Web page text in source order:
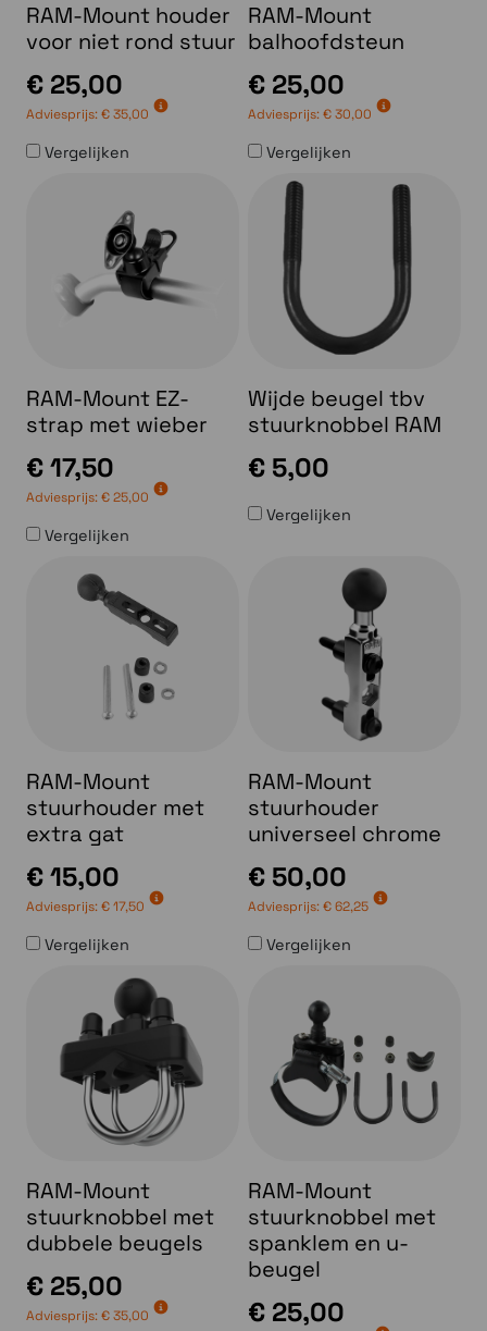
RAM-Mount houder
voor niet rond stuur
€ 25,00
Adviesprijs:€ 35,00
Vergelijken
RAM-Mount
balhoofdsteun
€ 25,00
Adviesprijs:€ 30,00
Vergelijken
RAM-Mount EZ-
strap met wieber
€ 17,50
Adviesprijs:€ 25,00
Vergelijken
Wijde beugel tbv
stuurknobbel RAM
€ 5,00
Vergelijken
RAM-Mount
stuurhouder met
extra gat
€ 15,00
Adviesprijs:€ 17,50
Vergelijken
RAM-Mount
stuurhouder
universeel chrome
€ 50,00
Adviesprijs:€ 62,25
Vergelijken
RAM-Mount
stuurknobbel met
dubbele beugels
€ 25,00
Adviesprijs:€ 35,00
RAM-Mount
stuurknobbel met
spanklem en u-
beugel
€ 25,00